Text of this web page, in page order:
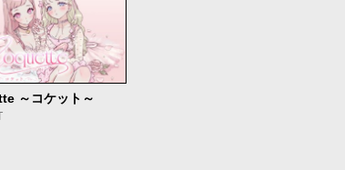
～コケット～